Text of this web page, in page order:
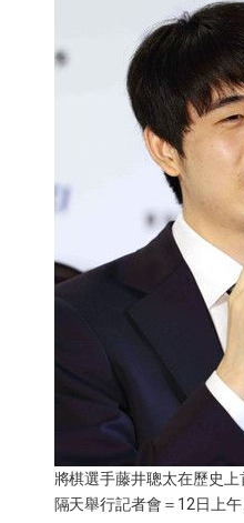
醫療健康
東京
編輯部通知
將棋選手藤井聰太在歷史
隔天舉行記者會＝12日上